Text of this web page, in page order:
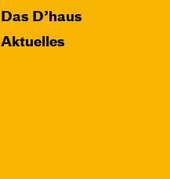
Das D’haus
Aktuelles